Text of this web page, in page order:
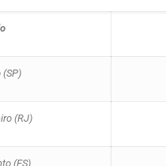
(SP)
(RJ)
(ES)